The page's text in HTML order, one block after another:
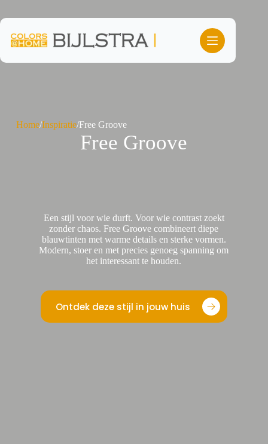
de
inhoud
Home/Inspiratie/Free Groove
Free Groove
Een stijl voor wie durft. Voor wie contrast zoekt
zonder chaos. Free Groove combineert diepe
blauwtinten met warme details en sterke vormen.
Modern, stoer en met precies genoeg spanning om
het interessant te houden.
Ontdek deze stijl in jouw huis